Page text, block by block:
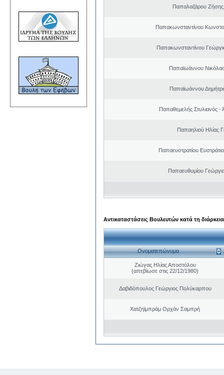
Παπαλαζάρου Ζήσης
Παπακωνσταντίνου
Παπακωνσταντίνου
Παπαϊωάννου
Παπαϊωάννου
Παπαθεμελής Στυλιανός -
Παπαηλιού Ηλίας
Παπαευστρατίου
Παπαευθυμίου
Αντικαταστάσεις Βουλευτών κατά τη
Ονοματεπώνυμο
Ζιώγας Ηλίας Αποστόλου
(απεβίωσε στις 22/12/1980)
Δαβιδόπουλος Γεώργιος Πολύκαρπου
Χατζηϊμπράμ Ορχάν Σαμπρή